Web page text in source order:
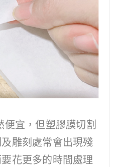
宜，但塑膠膜切割
雕刻處常會出現殘
花更多的時間處理